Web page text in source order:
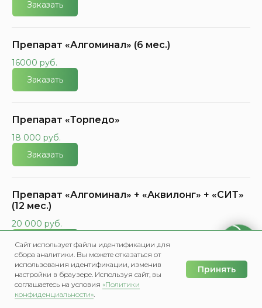
Главная Меню
Заказать
Препарат «Алгоминал» (6 мес.)
16000 руб.
Заказать
Препарат «Торпедо»
18 000 руб.
Заказать
Препарат «Алгоминал» + «Аквилонг» + «СИТ»
(12 мес.)
20 000 руб.
«Двойной блок» 12 мес.
35 000 руб.
Сайт использует файлы идентификации для
сбора аналитики. Вы можете отказаться от
использования идентификации, изменив
настройки в браузере. Используя сайт, вы
соглашаетесь на условия «Политики
конфиденциальности».
Принять